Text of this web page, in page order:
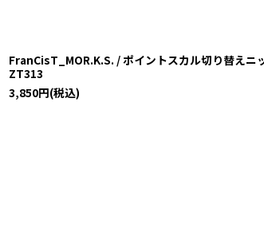
FranCisT_MOR.K.S. / ポイントスカル切り替え
ZT313
3,850円(税込)